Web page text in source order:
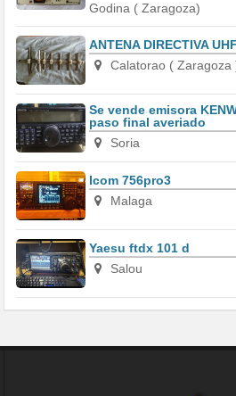
Godina ( Zaragoza)
ANTENA DIRECTIVA UHF
Calatorao ( Zaragoza
Se vende emisora
paso final averiado
Soria
Icom 756pro3
Malaga
Yaesu ftdx 101 d
Salou